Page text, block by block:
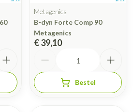
Metagenics
B-dyn Forte Comp 90
Metagenics
€ 39,10
Bestel